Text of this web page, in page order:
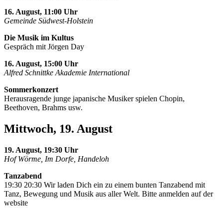
16. August, 11:00 Uhr
Gemeinde Südwest-Holstein
Die Musik im Kultus
Gespräch mit Jörgen Day
16. August, 15:00 Uhr
Alfred Schnittke Akademie International
Sommerkonzert
Herausragende junge japanische Musiker spielen Chopin,
Beethoven, Brahms usw.
Mittwoch, 19. August
19. August, 19:30 Uhr
Hof Wörme, Im Dorfe, Handeloh
Tanzabend
19:30 20:30 Wir laden Dich ein zu einem bunten Tanzabend mit
Tanz, Bewegung und Musik aus aller Welt. Bitte anmelden auf der
website